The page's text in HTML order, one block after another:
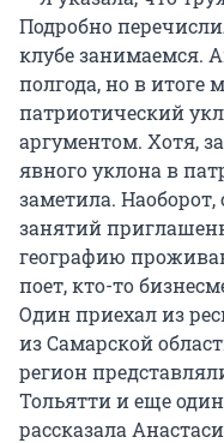
Подробно
клубе занимаемся.
полгода, но в итоге
патриотический
аргументом. Хотя,
явного уклона в
заметила.
занятий
географию
поет, кто-то
Один приехал из
из Самарской
регион
Тольятти и еще
рассказала